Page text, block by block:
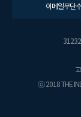
이메일무단
ⓒ 2018 THE